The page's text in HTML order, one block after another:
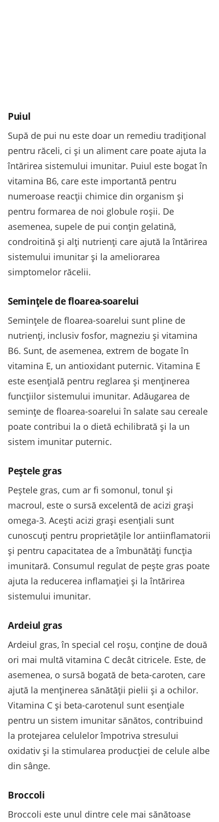
Puiul
Supă de pui nu este doar un remediu tradițional
pentru răceli, ci și un aliment care poate ajuta la
întărirea sistemului imunitar. Puiul este bogat în
vitamina B6, care este importantă pentru
numeroase reacții chimice din organism și
pentru formarea de noi globule roșii. De
asemenea, supele de pui conțin gelatină,
condroitină și alți nutrienți care ajută la întărirea
sistemului imunitar și la ameliorarea
simptomelor răcelii.
Semințele de floarea-soarelui
Semințele de floarea-soarelui sunt pline de
nutrienți, inclusiv fosfor, magneziu și vitamina
B6. Sunt, de asemenea, extrem de bogate în
vitamina E, un antioxidant puternic. Vitamina E
este esențială pentru reglarea și menținerea
funcțiilor sistemului imunitar. Adăugarea de
semințe de floarea-soarelui în salate sau cereale
poate contribui la o dietă echilibrată și la un
sistem imunitar puternic.
Peștele gras
Peștele gras, cum ar fi somonul, tonul și
macroul, este o sursă excelentă de acizi grași
omega-3. Acești acizi grași esențiali sunt
cunoscuți pentru proprietățile lor antiinflamatorii
și pentru capacitatea de a îmbunătăți funcția
imunitară. Consumul regulat de pește gras poate
ajuta la reducerea inflamației și la întărirea
sistemului imunitar.
Ardeiul gras
Ardeiul gras, în special cel roșu, conține de două
ori mai multă vitamina C decât citricele. Este, de
asemenea, o sursă bogată de beta-caroten, care
ajută la menținerea sănătății pielii și a ochilor.
Vitamina C și beta-carotenul sunt esențiale
pentru un sistem imunitar sănătos, contribuind
la protejarea celulelor împotriva stresului
oxidativ și la stimularea producției de celule albe
din sânge.
Broccoli
Broccoli este unul dintre cele mai sănătoase